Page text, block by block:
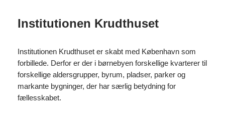
Institutionen Krudthuset
Institutionen Krudthuset er skabt med København som
forbillede. Derfor er der i børnebyen forskellige kvarterer til
forskellige aldersgrupper, byrum, pladser, parker og
markante bygninger, der har særlig betydning for
fællesskabet.